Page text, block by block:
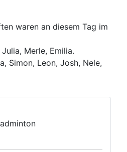
waren an diesem Tag im
Merle, Emilia.
Simon, Leon, Josh, Nele,